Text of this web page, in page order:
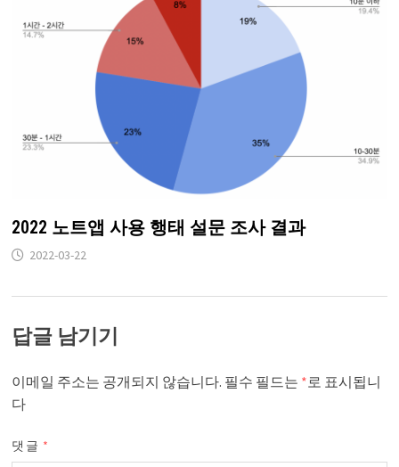
2022 노트앱 사용 행태 설문 조사 결과
2022-03-22
답글 남기기
이메일 주소는 공개되지 않습니다. 필수 필드는 *로 표시됩니
다
댓글 *